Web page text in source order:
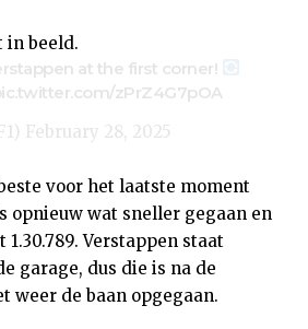
in beeld.
at the first corner!
zPrZ4G7pOA
February 28, 2025
voor het laatste moment
opnieuw wat sneller gegaan en
Verstappen staat
garage, dus die is na de
weer de baan opgegaan.